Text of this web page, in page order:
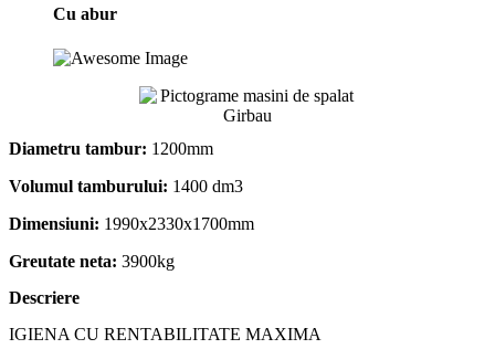
Cu abur
Diametru tambur: 1200mm
Volumul tamburului: 1400 dm3
Dimensiuni: 1990x2330x1700mm
Greutate neta: 3900kg
Descriere
IGIENA CU RENTABILITATE MAXIMA